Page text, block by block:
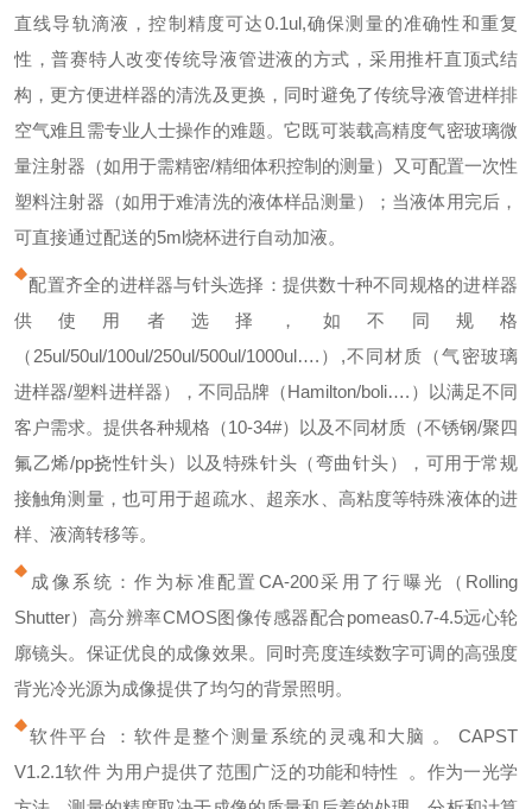
直线导轨滴液，控制精度可达0.1ul,确保测量的准确性和重复
性，普赛特人改变传统导液管进液的方式，采用推杆直顶式结
构，更方便进样器的清洗及更换，同时避免了传统导液管进样排
空气难且需专业人士操作的难题。它既可装载高精度气密玻璃微
量注射器（如用于需精密/精细体积控制的测量）又可配置一次性
塑料注射器（如用于难清洗的液体样品测量）；当液体用完后，
可直接通过配送的5ml烧杯进行自动加液。
配置齐全的进样器与针头选择：提供数十种不同规格的进样器
供使用者选择，如不同规格
（25ul/50ul/100ul/250ul/500ul/1000ul….）,不同材质（气密玻璃
进样器/塑料进样器），不同品牌（Hamilton/boli….）以满足不同
客户需求。提供各种规格（10-34#）以及不同材质（不锈钢/聚四
氟乙烯/pp挠性针头）以及特殊针头（弯曲针头），可用于常规
接触角测量，也可用于超疏水、超亲水、高粘度等特殊液体的进
样、液滴转移等。
成像系统：作为标准配置CA-200采用了行曝光（Rolling
Shutter）高分辨率CMOS图像传感器配合pomeas0.7-4.5远心轮
廓镜头。保证优良的成像效果。同时亮度连续数字可调的高强度
背光冷光源为成像提供了均匀的背景照明。
软件平台 ：软件是整个测量系统的灵魂和大脑 。 CAPST
V1.2.1软件 为用户提供了范围广泛的功能和特性 。作为一光学